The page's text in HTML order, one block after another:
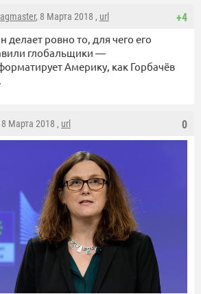
+4
, 8 Марта 2018 , url
делает ровно то, для чего его
глобальщики —
Америку, как Горбачёв
0
8 Марта 2018 , url